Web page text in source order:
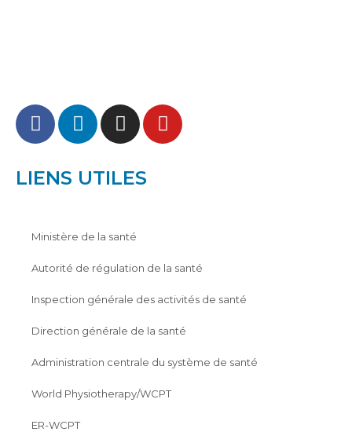
LIENS UTILES
Ministère de la santé
Autorité de régulation de la santé
Inspection générale des activités de santé
Direction générale de la santé
Administration centrale du système de santé
World Physiotherapy/WCPT
ER-WCPT